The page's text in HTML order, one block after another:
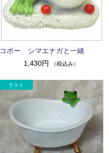
コポー シマエナガと一緒
1,430円
（税込み）